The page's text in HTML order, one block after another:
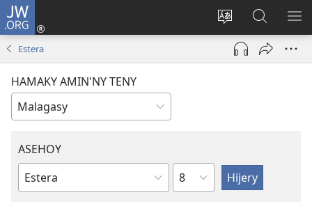
JW.ORG
Hiova
fiteny
Hiditra
(manokatra
rohy)
ato
Amin’ny
Estera
HAMAKY AMIN'NY TENY
ASEHOY
Boky
Toko